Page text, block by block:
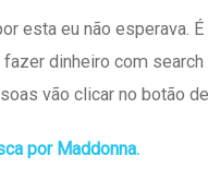
esta eu não esperava.
dinheiro com
vão clicar no botão
por Maddonna.